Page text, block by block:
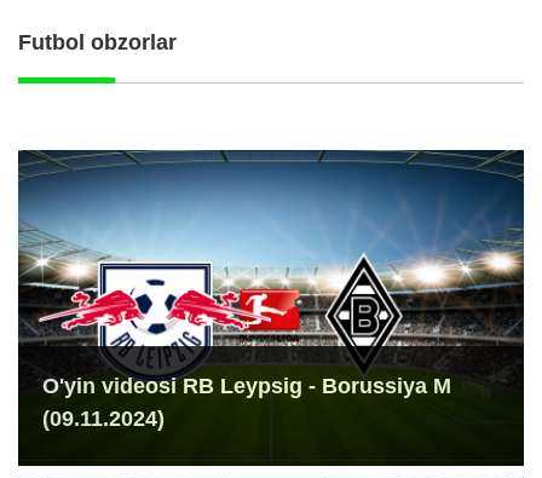
Futbol obzorlar
O'yin videosi RB Leypsig - Borussiya M
(09.11.2024)